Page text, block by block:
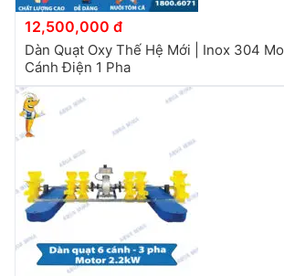
12,500,000 đ
Dàn Quạt Oxy Thế Hệ Mới | Inox 304
Cánh Điện 1 Pha